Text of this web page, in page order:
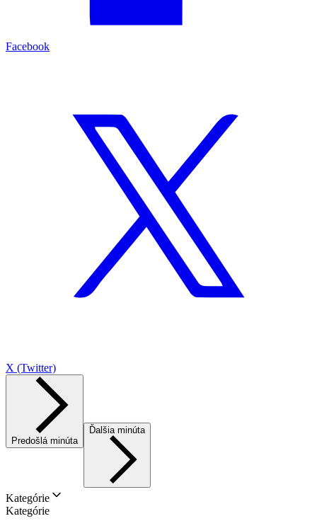
Facebook
X (Twitter)
Predošlá minúta
Ďalšia minúta
Kategórie
Kategórie